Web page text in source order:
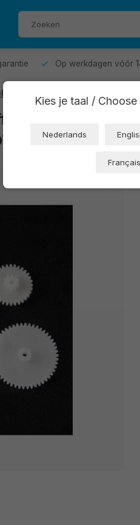
Op werkdagen vóór
DIY voor Robotica
Kies je taal /
Nederlands
Français